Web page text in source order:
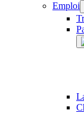
Emploi